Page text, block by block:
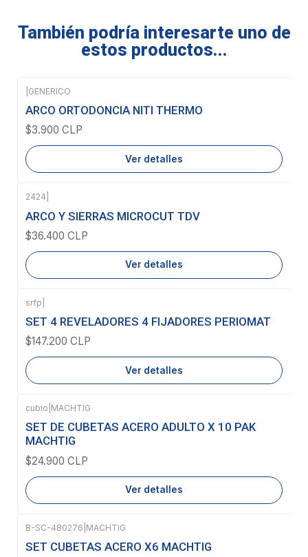
También podría interesarte uno de
estos productos...
Agotado
GENERICO
ARCO ORTODONCIA NITI THERMO
$3.900 CLP
Ver detalles
Agotado
2424
ARCO Y SIERRAS MICROCUT TDV
$36.400 CLP
Ver detalles
Agotado
srfp
SET 4 REVELADORES 4 FIJADORES PERIOMAT
$147.200 CLP
Ver detalles
Agotado
cubio MACHTIG
SET DE CUBETAS ACERO ADULTO X 10 PAK
MACHTIG
$24.900 CLP
Ver detalles
Agotado
B-SC-480276 MACHTIG
SET CUBETAS ACERO X6 MACHTIG